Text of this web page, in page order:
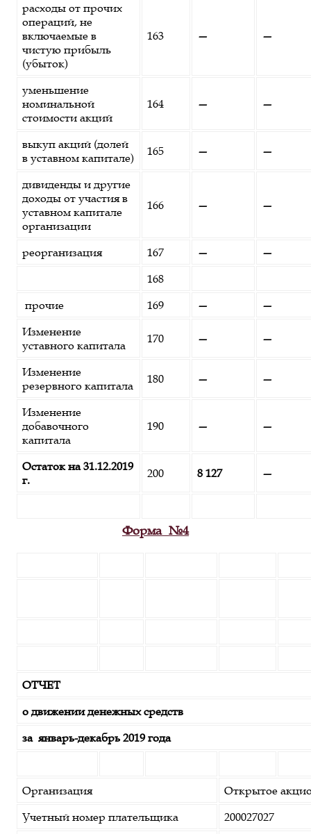
расходы от прочих
операций, не
включаемые в
чистую прибыль
(убыток)
163 — —
уменьшение
номинальной
стоимости акций
164 — —
выкуп акций (долей
в уставном капитале)
165 — —
дивиденды и другие
доходы от участия в
уставном капитале
организации
166 — —
реорганизация 167 —
—
168
прочие
169 —
—
Изменение
уставного капитала
170 — —
Изменение
резервного капитала
180 — —
Изменение
добавочного
капитала
190 — —
Остаток на 31.12.2019
г.
200 8 127 —
Форма №4
ОТЧЕТ
о движении денежных средств
за январь-декабрь 2019 года
Организация
Открытое
Учетный номер плательщика
200027027